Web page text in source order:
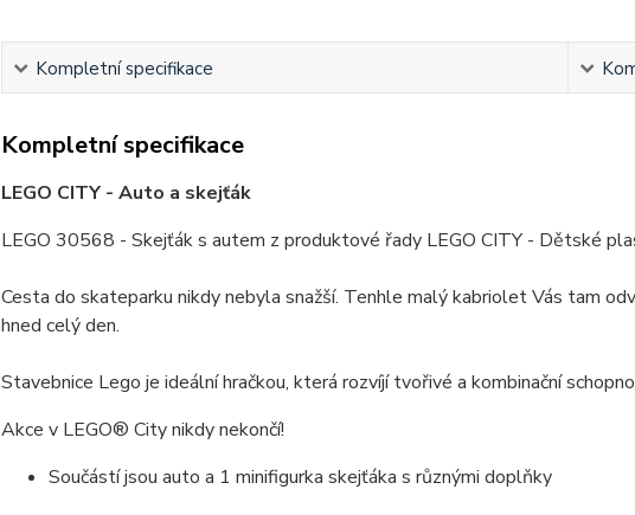
Kompletní specifikace
Kompletní specifikace
LEGO CITY - Auto a skejťák
LEGO 30568 - Skejťák s autem z produktové řady LEGO CITY - Dětské
Cesta do skateparku nikdy nebyla snažší. Tenhle malý kabriolet Vás tam
hned celý den.
Stavebnice Lego je ideální hračkou, která rozvíjí tvořivé a kombinační
Akce v LEGO® City nikdy nekončí!
Součástí jsou auto a 1 minifigurka skejťáka s různými doplňky